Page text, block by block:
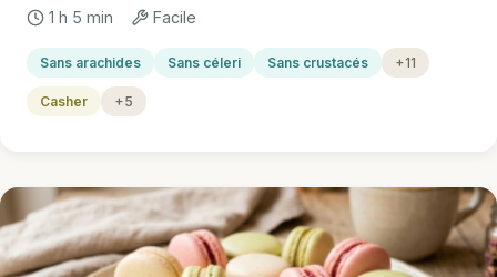
1 h 5 min Facile
Sans arachides Sans céleri Sans crustacés +11
Casher +5